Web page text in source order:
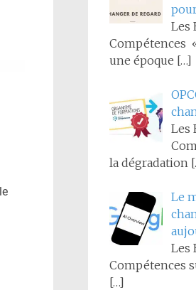
Les
Compétences
une époque […]
Les
la dégradation
Le
Les
Compétences
[…]